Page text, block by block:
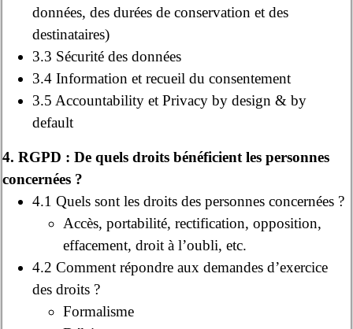
données, des durées de conservation et des
destinataires)
3.3 Sécurité des données
3.4 Information et recueil du consentement
3.5 Accountability et Privacy by design & by
default
4. RGPD : De quels droits bénéficient les personnes
concernées ?
4.1 Quels sont les droits des personnes concernées ?
Accès, portabilité, rectification, opposition,
effacement, droit à l’oubli, etc.
4.2 Comment répondre aux demandes d’exercice
des droits ?
Formalisme